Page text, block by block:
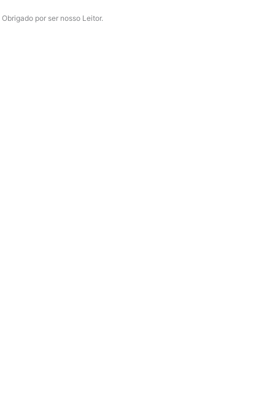
Obrigado por ser nosso Leitor.